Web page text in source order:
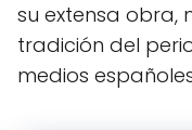
su extensa obra,
tradición del
medios